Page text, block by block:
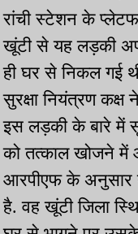
रांची स्टेशन के
खूंटी से यह लड़की
ही घर से निकल गई
सुरक्षा नियंत्रण कक्ष
इस लड़की के बारे में
को तत्काल खोजने में
आरपीएफ के अनुसार
है. वह खूंटी जिला